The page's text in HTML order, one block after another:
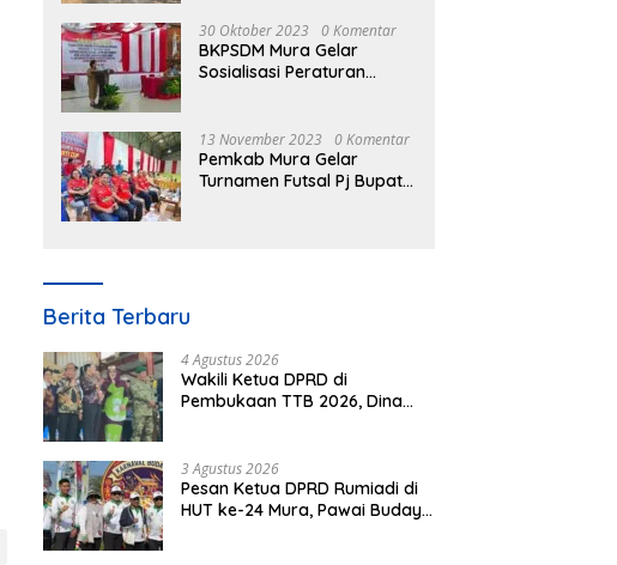
30 Oktober 2023 0 Komentar
BKPSDM Mura Gelar
Sosialisasi Peraturan
13 November 2023 0 Komentar
Pemkab Mura Gelar
Turnamen Futsal Pj Bupati
Berita Terbaru
4 Agustus 2026
Wakili Ketua DPRD di
Pembukaan TTB 2026, Dina
3 Agustus 2026
Pesan Ketua DPRD Rumiadi di
HUT ke-24 Mura, Pawai Budaya